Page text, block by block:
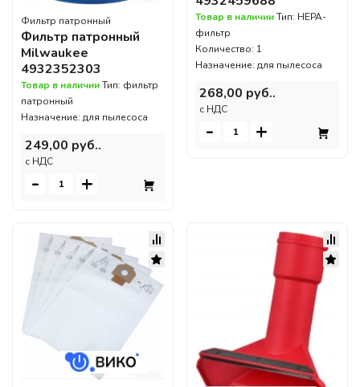
Фильтр патронный
Фильтр патронный
Milwaukee
4932352303
Товар в наличииТип: фильтр
патронный
Назначение: для пылесоса
249,00 руб..
c НДС
- +
Товар в наличииТип: HEPA-
фильтр
Количество: 1
Назначение: для пылесоса
268,00 руб..
c НДС
- +